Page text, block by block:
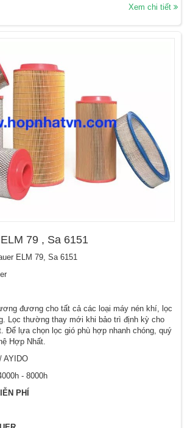
Xem chi tiết
79 , Sa 6151
ELM 79, Sa 6151
đương cho tất cả các loại máy nén khí, lọc
Lọc thường thay mới khi bảo trì định kỳ cho
Để lựa chọn lọc gió phù hợp nhanh chóng, quý
Hợp Nhất.
AYIDO
- 8000h
PHÍ